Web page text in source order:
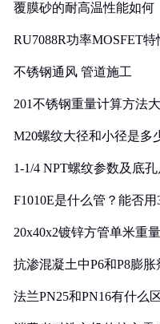
覆膜砂的耐高温性能如何
RU7088R功率MOSFET
不锈钢通风 管道施工
201不锈钢重量计算方法
M20螺纹大径和小径是多
1-1/4 NPT螺纹参数及底
F1010E是什么管？能否用
20x40x2镀锌方管单米重
抗渗混凝土中P6和P8膨
法兰PN25和PN16有什么